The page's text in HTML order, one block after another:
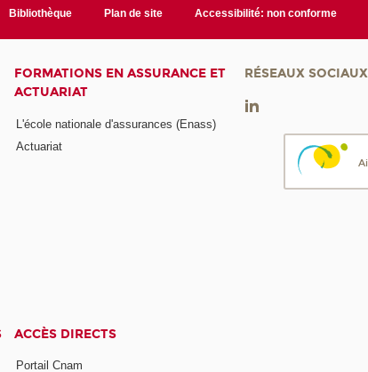
Bibliothèque Plan de site Accessibilité: non conforme
FORMATIONS EN ASSURANCE ET
ACTUARIAT
L'école nationale d'assurances (Enass)
Actuariat
ACCÈS DIRECTS
Portail Cnam
RÉSEAUX SOCIAUX